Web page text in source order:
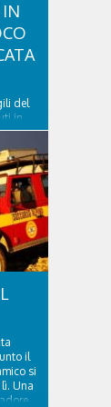
IN
del
in
ore
il
si
Una